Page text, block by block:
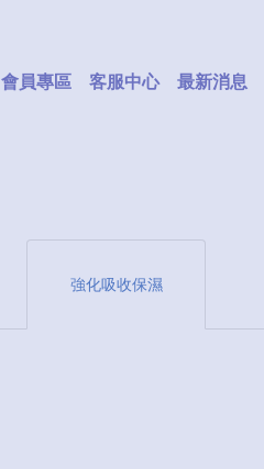
會員專區 客服中心 最新消息
強化吸收保濕